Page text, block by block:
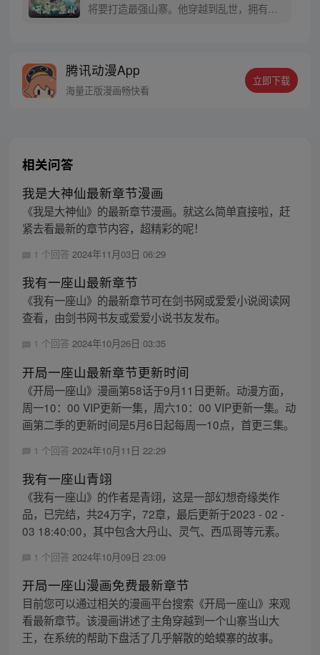
将要打造最强山寨。他穿越到乱世，拥有一
名震古今，问一声：王侯将相，宁有种乎！
腾讯动漫App
海量正版漫画畅快看
立即下载
相关问答
我是大神仙最新章节漫画
《我是大神仙》的最新章节漫画。就这么简单直接啦，赶
紧去看最新的章节内容，超精彩的呢！
1 个回答 2024年11月03日 06:29
我有一座山最新章节
《我有一座山》的最新章节可在剑书网或爱爱小说阅读网
查看，由剑书网书友或爱爱小说书友发布。
1 个回答 2024年10月26日 03:35
开局一座山最新章节更新时间
《开局一座山》漫画第58话于9月11日更新。动漫方面，
周一10：00 VIP更新一集，周六10：00 VIP更新一集。动
画第二季的更新时间是5月6日起每周一10点，首更三集。
1 个回答 2024年10月11日 22:29
我有一座山青翊
《我有一座山》的作者是青翊，这是一部幻想奇缘类作
品，已完结，共24万字，72章，最后更新于2023 - 02 -
03 18:40:00，其中包含大丹山、灵气、西瓜哥等元素。
1 个回答 2024年10月09日 23:09
开局一座山漫画免费最新章节
目前您可以通过相关的漫画平台搜索《开局一座山》来观
看最新章节。该漫画讲述了主角穿越到一个山寨当山大
王，在系统的帮助下盘活了几乎解散的蛤蟆寨的故事。